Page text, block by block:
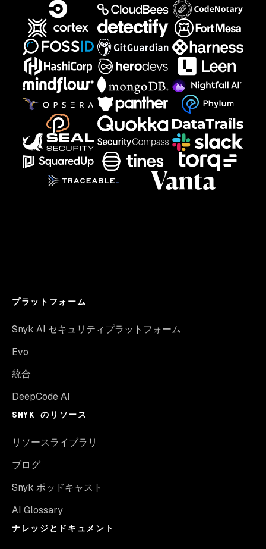
プラットフォーム
Snyk AI セキュリティプラットフォーム
Evo
統合
DeepCode AI
SNYK のリソース
リソースライブラリ
ブログ
Snyk ポッドキャスト
AI Glossary
ナレッジとドキュメント